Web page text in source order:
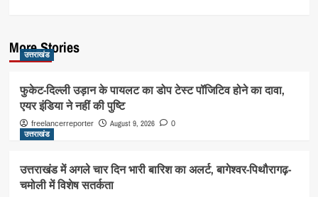
More Stories
उत्तराखंड
फुकेट-दिल्ली उड़ान के पायलट का डोप टेस्ट पॉजिटिव होने का दावा,
एयर इंडिया ने नहीं की पुष्टि
freelancerreporter August 9, 2026 0
उत्तराखंड
उत्तराखंड में अगले चार दिन भारी बारिश का अलर्ट, बागेश्वर-पिथौरागढ़-
चमोली में विशेष सतर्कता